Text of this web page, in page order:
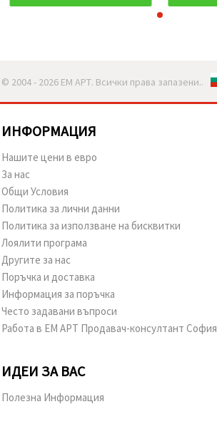
© 2004 - 2026 ЕМ АРТ. Всички права запазени..
ИНФОРМАЦИЯ
Нашите цени в евро
За нас
Общи Условия
Политика за лични данни
Политика за използване на бисквитки
Лоялити програма
Другите за нас
Поръчка и доставка
Информация за поръчка
Често задавани въпроси
Работа в ЕМ АРТ Продавач-консултант София
ИДЕИ ЗА ВАС
Полезна Информация